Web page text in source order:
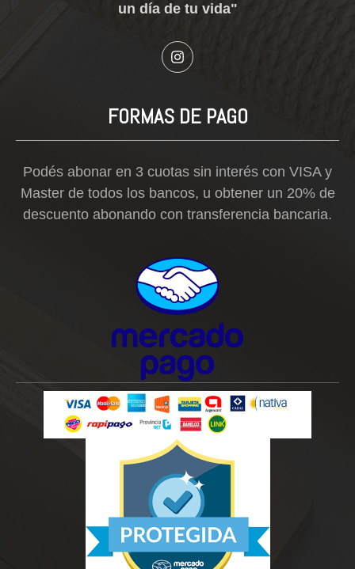
un día de tu vida"
FORMAS DE PAGO
Podés abonar en 3 cuotas sin interés con VISA y
Master de todos los bancos, u obtener un 20% de
descuento abonando con transferencia bancaria.